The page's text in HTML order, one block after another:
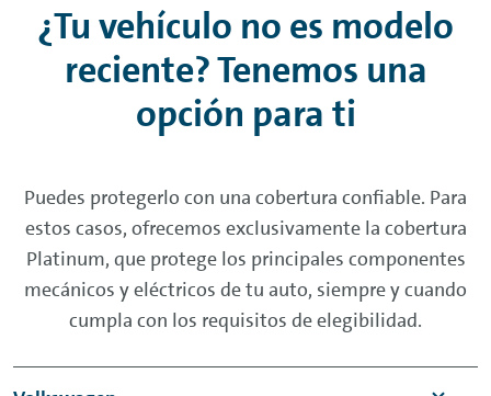
¿Tu vehículo no es modelo
reciente? Tenemos una
opción para ti
Puedes protegerlo con una cobertura confiable. Para
estos casos, ofrecemos exclusivamente la cobertura
Platinum, que protege los principales componentes
mecánicos y eléctricos de tu auto, siempre y cuando
cumpla con los requisitos de elegibilidad.